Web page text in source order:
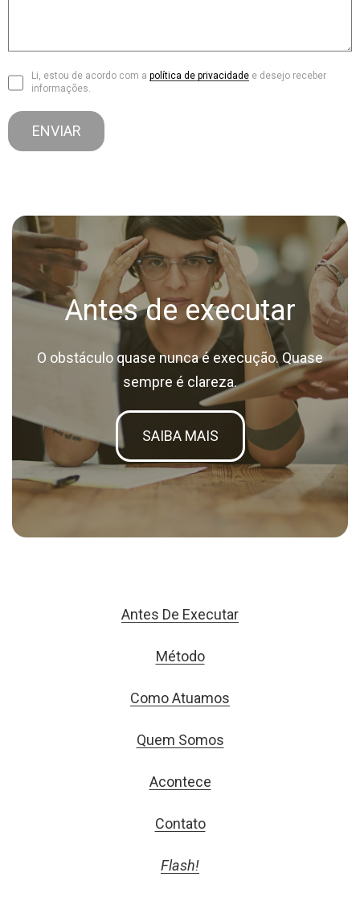
Li, estou de acordo com a política de privacidadee desejo receber
informações.
Antes de executar
O obstáculo quase nunca é execução. Quase
sempre é clareza.
SAIBA MAIS
Antes De Executar
Método
Como Atuamos
Quem Somos
Acontece
Contato
Flash!